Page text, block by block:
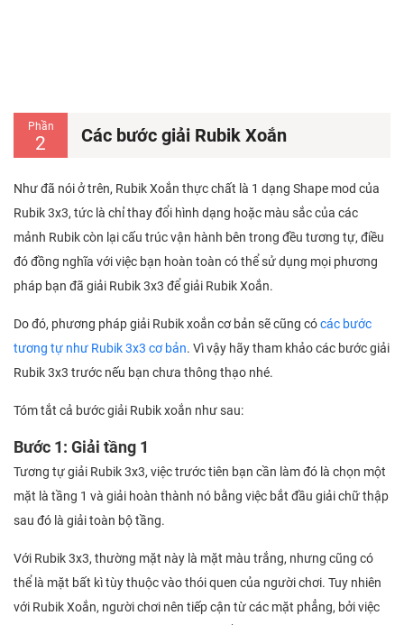
Phần
2 Các bước giải Rubik Xoắn
Như đã nói ở trên, Rubik Xoắn thực chất là 1 dạng Shape mod của
Rubik 3x3, tức là chỉ thay đổi hình dạng hoặc màu sắc của các
mảnh Rubik còn lại cấu trúc vận hành bên trong đều tương tự, điều
đó đồng nghĩa với việc bạn hoàn toàn có thể sử dụng mọi phương
pháp bạn đã giải Rubik 3x3 để giải Rubik Xoắn.
Do đó, phương pháp giải Rubik xoắn cơ bản sẽ cũng cócác bước
tương tự như Rubik 3x3 cơ bản. Vì vậy hãy tham khảo các bước giải
Rubik 3x3 trước nếu bạn chưa thông thạo nhé.
Tóm tắt cả bước giải Rubik xoắn như sau:
Bước 1: Giải tầng 1
Tương tự giải Rubik 3x3, việc trước tiên bạn cần làm đó là chọn một
mặt là tầng 1 và giải hoàn thành nó bằng việc bắt đầu giải chữ thập
sau đó là giải toàn bộ tầng.
Với Rubik 3x3, thường mặt này là mặt màu trắng, nhưng cũng có
thể là mặt bất kì tùy thuộc vào thói quen của người chơi. Tuy nhiên
với Rubik Xoắn, người chơi nên tiếp cận từ các mặt phẳng, bởi việc